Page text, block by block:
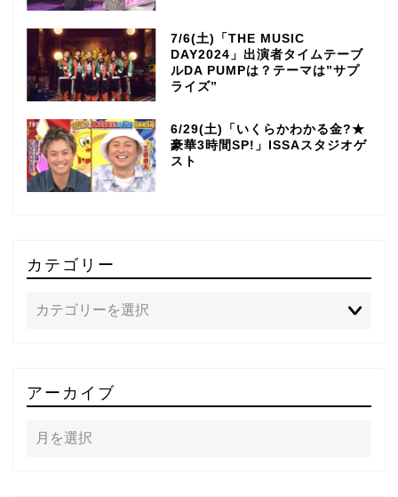
7/6(土)「THE MUSIC
DAY2024」出演者タイムテーブ
ルDA PUMPは？テーマは”サプ
ライズ”
6/29(土)「いくらかわかる金?★
豪華3時間SP!」ISSAスタジオゲ
スト
カテゴリー
アーカイブ